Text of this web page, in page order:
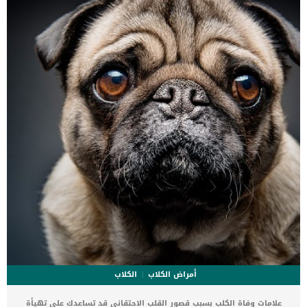
أمراض الكلاب
الكلاب
علامات وفاة الكلب بسبب قصور القلب الاحتقانى قد تساعدك على تهيأة